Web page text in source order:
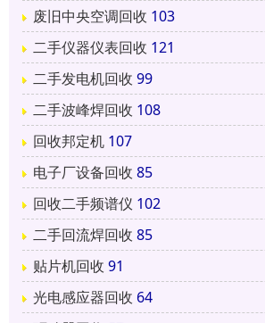
废旧中央空调回收 103
二手仪器仪表回收 121
二手发电机回收 99
二手波峰焊回收 108
回收邦定机 107
电子厂设备回收 85
回收二手频谱仪 102
二手回流焊回收 85
贴片机回收 91
光电感应器回收 64